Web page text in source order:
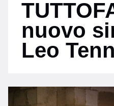
nuovo
Leo